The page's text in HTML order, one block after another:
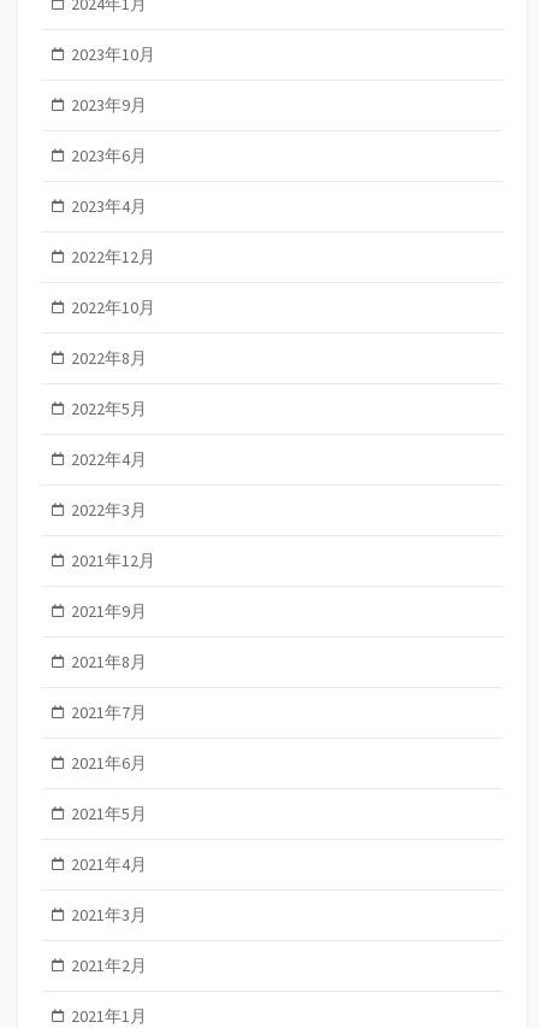
2023年10月
2023年9月
2023年6月
2023年4月
2022年12月
2022年10月
2022年8月
2022年5月
2022年4月
2022年3月
2021年12月
2021年9月
2021年8月
2021年7月
2021年6月
2021年5月
2021年4月
2021年3月
2021年2月
2021年1月